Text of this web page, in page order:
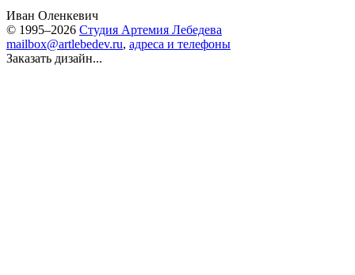
Иван Оленкевич
© 1995–2026 Студия Артемия Лебедева
mailbox@artlebedev.ru, адреса и телефоны
Заказать дизайн...